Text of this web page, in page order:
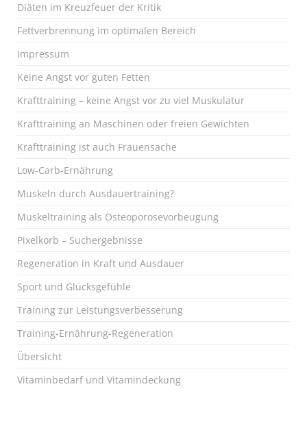
Diäten im Kreuzfeuer der Kritik
Fettverbrennung im optimalen Bereich
Impressum
Keine Angst vor guten Fetten
Krafttraining – keine Angst vor zu viel Muskulatur
Krafttraining an Maschinen oder freien Gewichten
Krafttraining ist auch Frauensache
Low-Carb-Ernährung
Muskeln durch Ausdauertraining?
Muskeltraining als Osteoporosevorbeugung
Pixelkorb – Suchergebnisse
Regeneration in Kraft und Ausdauer
Sport und Glücksgefühle
Training zur Leistungsverbesserung
Training-Ernährung-Regeneration
Übersicht
Vitaminbedarf und Vitamindeckung